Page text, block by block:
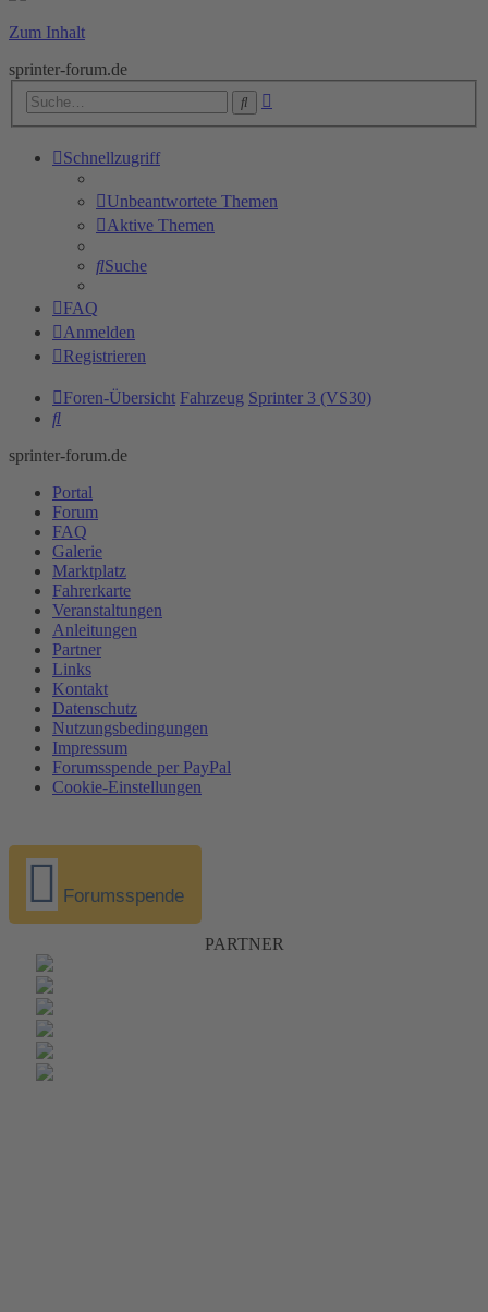
Zum Inhalt
sprinter-forum.de
Suche
Schnellzugriff
Unbeantwortete Themen
Aktive Themen
Suche
FAQ
Anmelden
Registrieren
Foren-Übersicht Fahrzeug Sprinter 3 (VS30)
Suche
sprinter-forum.de
Portal
Forum
FAQ
Galerie
Marktplatz
Fahrerkarte
Veranstaltungen
Anleitungen
Partner
Links
Kontakt
Datenschutz
Nutzungsbedingungen
Impressum
Forumsspende per PayPal
Cookie-Einstellungen
Forumsspende
PARTNER